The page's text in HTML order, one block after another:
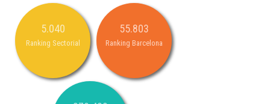
5.040
Ranking Sectorial
55.803
Ranking Barcelona